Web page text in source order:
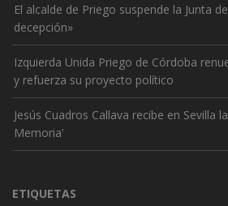
El alcalde de Priego suspende la Junta
decepción»
Izquierda Unida Priego de Córdoba
y refuerza su proyecto político
Jesús Cuadros Callava recibe en Sevilla
Memoria’
ETIQUETAS